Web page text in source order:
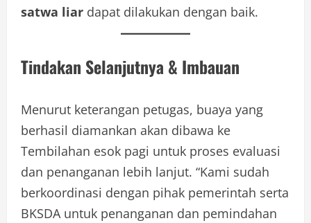
satwa liar dapat dilakukan dengan baik.
Tindakan Selanjutnya & Imbauan
Menurut keterangan petugas, buaya yang
berhasil diamankan akan dibawa ke
Tembilahan esok pagi untuk proses evaluasi
dan penanganan lebih lanjut. “Kami sudah
berkoordinasi dengan pihak pemerintah serta
BKSDA untuk penanganan dan pemindahan